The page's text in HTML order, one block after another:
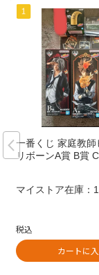
一番くじ 家庭教
リボーンA賞 B賞
マイストア在庫：
税込
カートに